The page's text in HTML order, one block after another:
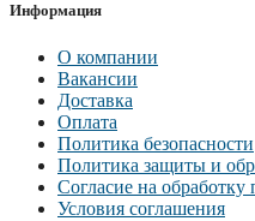
Информация
О компании
Вакансии
Доставка
Оплата
Политика безопасности
Политика защиты и
Согласие на
Условия соглашения